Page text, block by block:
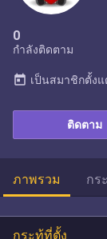
0
กำลังติดตาม
ติดตาม
today เป็นสมาชิกตั้งแ
ภาพรวม กร
กระทู้ที่ตั้ง